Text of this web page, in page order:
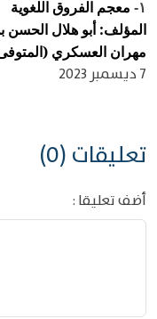
١-
معجم الفروق اللغوية
المؤلف: أبو هلال
مهران العسكري (المتوفى: نحو
7 ديسمبر 2023
تعليقات (0)
أضف تعليقا :